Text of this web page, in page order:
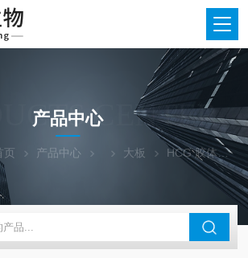
CENTER
产品中心
页 产品中心 大板 HCG 胶体金检测大板